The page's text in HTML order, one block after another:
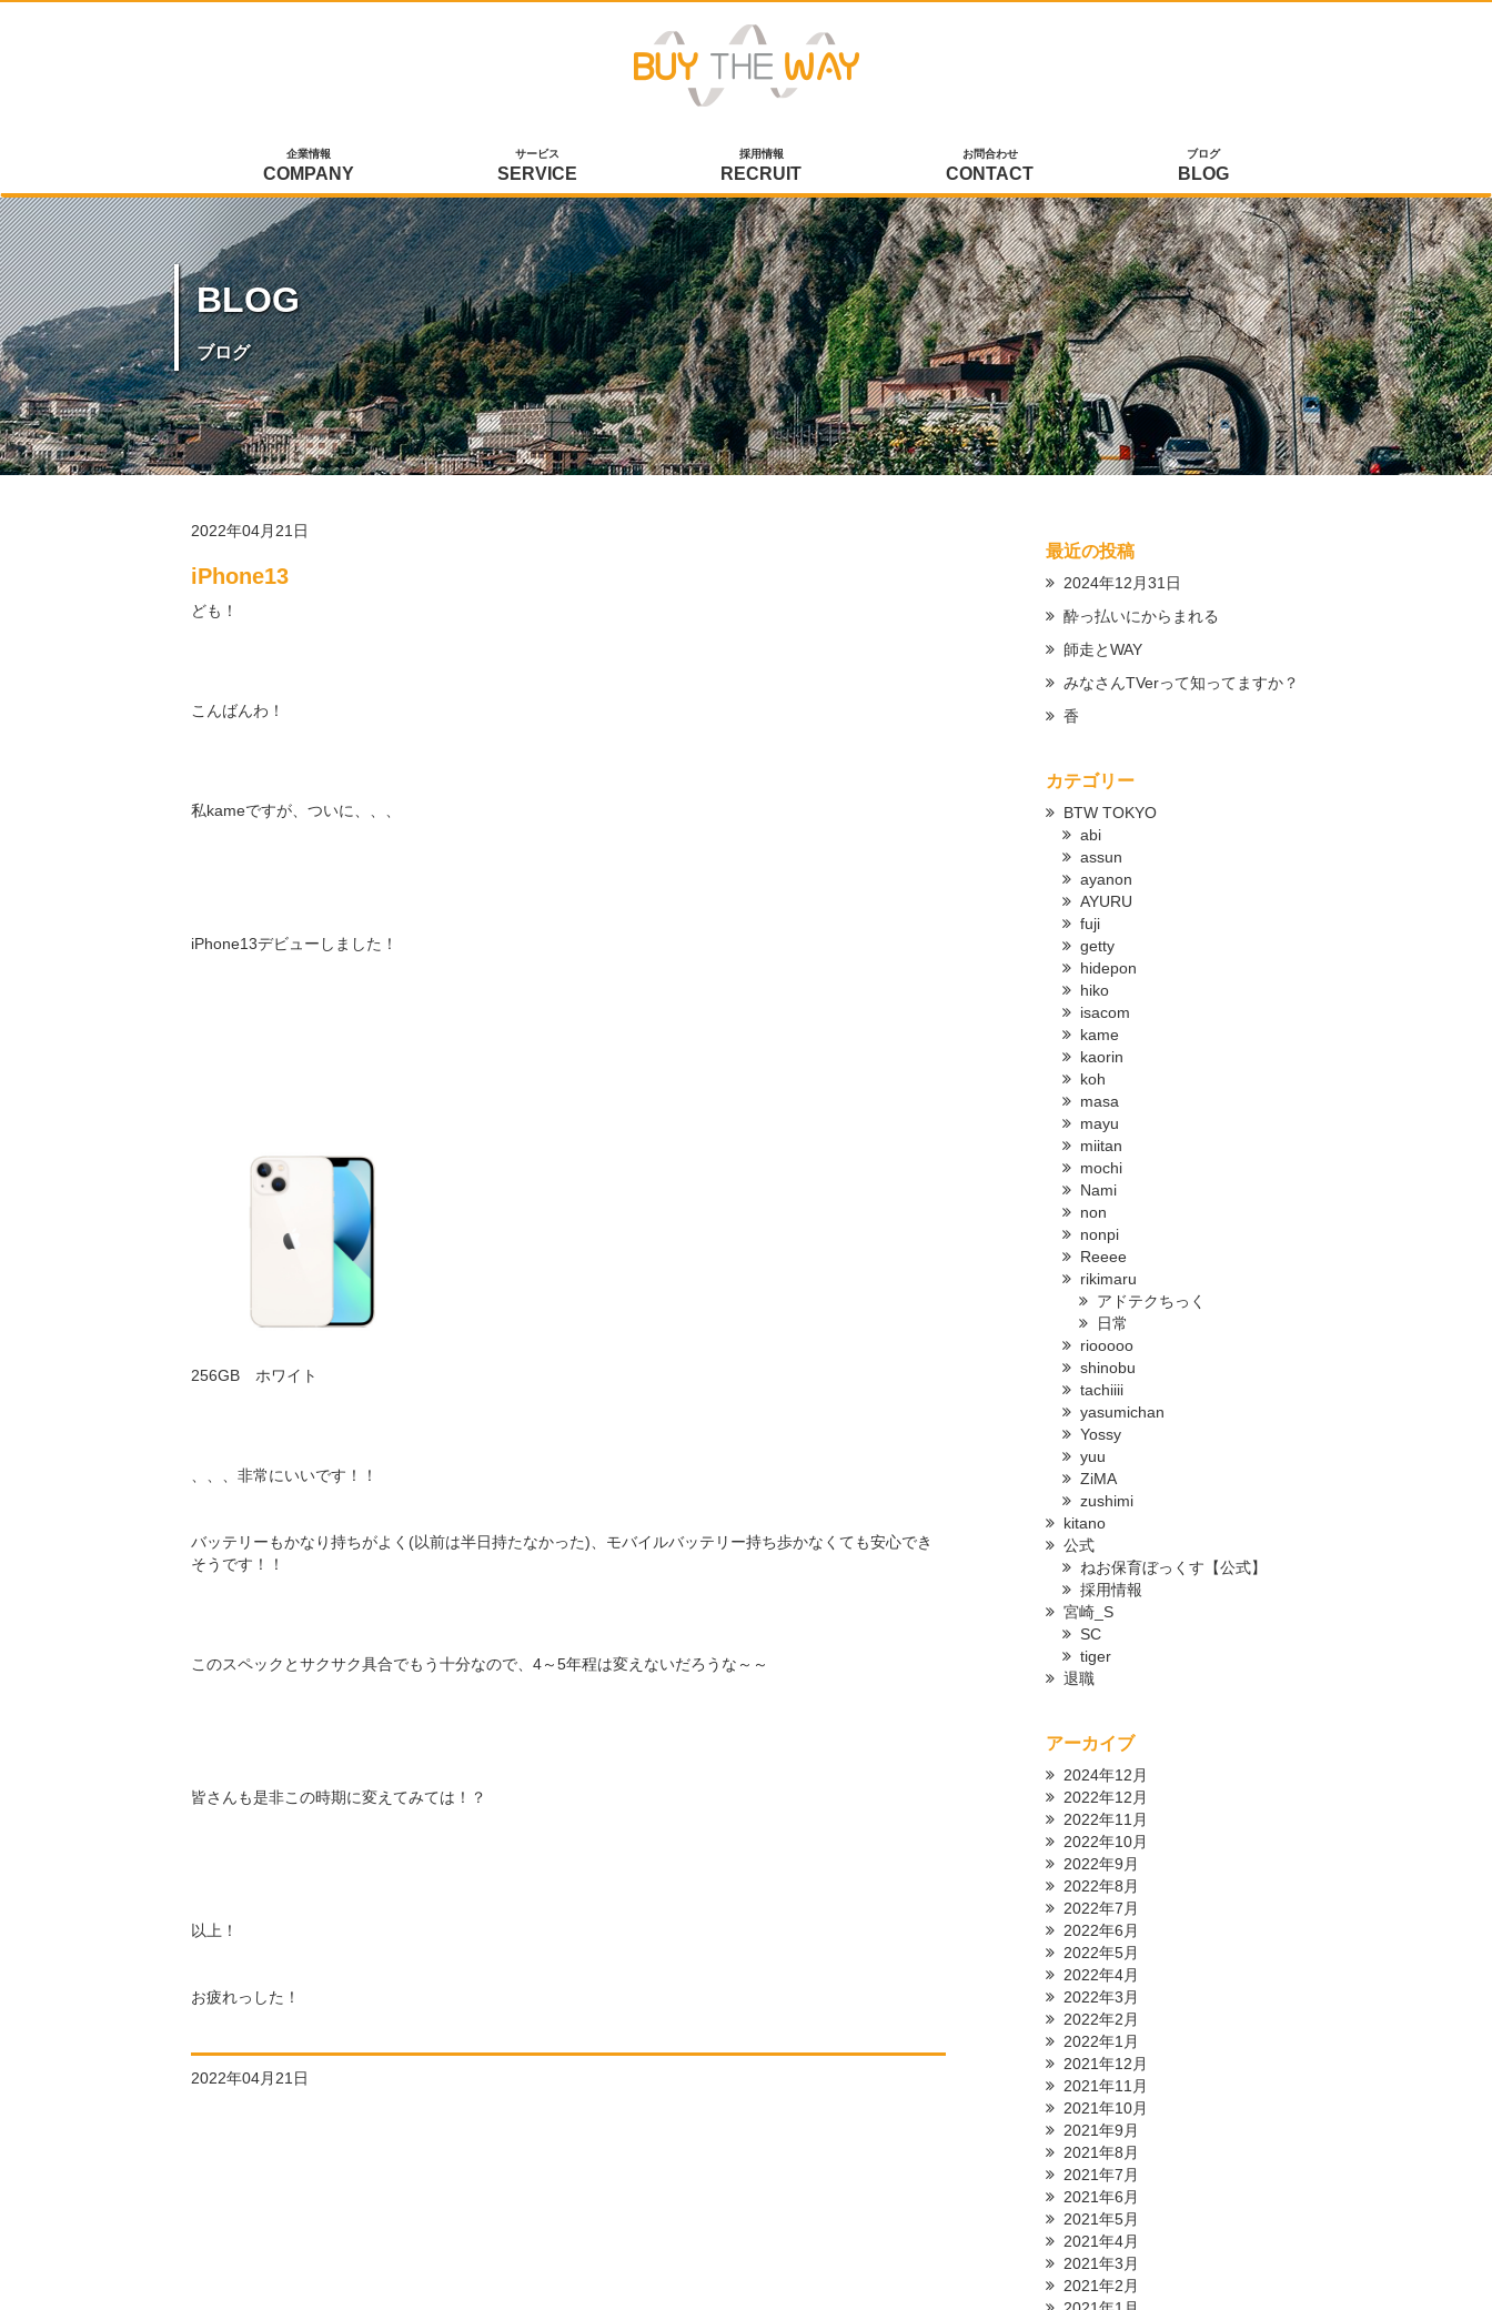
企業情報
COMPANY
サービス
SERVICE
採用情報
RECRUIT
お問合わせ
CONTACT
ブログ
BLOG
BLOG
ブログ
2022年04月21日
iPhone13
ども！
こんばんわ！
私kameですが、ついに、、、
iPhone13デビューしました！
256GB ホワイト
、、、非常にいいです！！
バッテリーもかなり持ちがよく(以前は半日持たなかった)、モバイルバッテリー持ち歩かなくても安心でき
そうです！！
このスペックとサクサク具合でもう十分なので、4～5年程は変えないだろうな～～
皆さんも是非この時期に変えてみては！？
以上！
お疲れっした！
2022年04月21日
最近の投稿
2024年12月31日
酔っ払いにからまれる
師走とWAY
みなさんTVerって知ってますか？
香
カテゴリー
BTW TOKYO
abi
assun
ayanon
AYURU
fuji
getty
hidepon
hiko
isacom
kame
kaorin
koh
masa
mayu
miitan
mochi
Nami
non
nonpi
Reeee
rikimaru
アドテクちっく
日常
riooooo
shinobu
tachiiii
yasumichan
Yossy
yuu
ZiMA
zushimi
kitano
公式
ねお保育ぼっくす【公式】
採用情報
宮崎_S
SC
tiger
退職
アーカイブ
2024年12月
2022年12月
2022年11月
2022年10月
2022年9月
2022年8月
2022年7月
2022年6月
2022年5月
2022年4月
2022年3月
2022年2月
2022年1月
2021年12月
2021年11月
2021年10月
2021年9月
2021年8月
2021年7月
2021年6月
2021年5月
2021年4月
2021年3月
2021年2月